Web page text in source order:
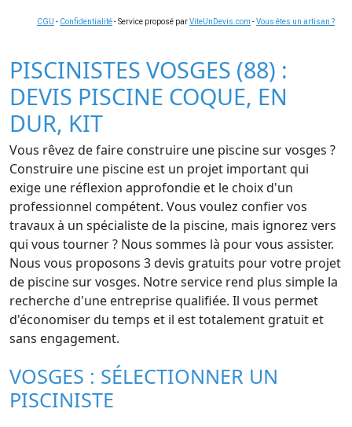
CGU - Confidentialité- Service proposé parViteUnDevis.com -Vous êtes un artisan ?
PISCINISTES VOSGES (88) :
DEVIS PISCINE COQUE, EN
DUR, KIT
Vous rêvez de faire construire une piscine sur vosges ?
Construire une piscine est un projet important qui
exige une réflexion approfondie et le choix d'un
professionnel compétent. Vous voulez confier vos
travaux à un spécialiste de la piscine, mais ignorez vers
qui vous tourner ? Nous sommes là pour vous assister.
Nous vous proposons 3 devis gratuits pour votre projet
de piscine sur vosges. Notre service rend plus simple la
recherche d'une entreprise qualifiée. Il vous permet
d'économiser du temps et il est totalement gratuit et
sans engagement.
VOSGES : SÉLECTIONNER UN
PISCINISTE